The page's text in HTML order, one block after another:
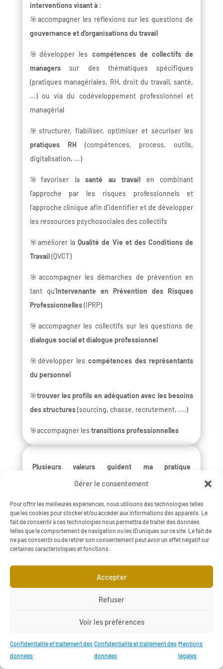
Gérer le consentement
Pour offrir les meilleures expériences, nous utilisons des technologies telles
que les cookies pour stocker et/ou accéder aux informations des appareils. Le
fait de consentir à ces technologies nous permettra de traiter des données
telles que le comportement de navigation ou les ID uniques sur ce site. Le fait de
ne pas consentir ou de retirer son consentement peut avoir un effet négatif sur
certaines caractéristiques et fonctions.
Accepter
Refuser
Voir les préférences
Confidentialité et traitement des
données
Confidentialité et traitement des
données
Mentions
légales
interventions visant à :
🎯accompagner les réflexions sur les questions de
gouvernance et d'organisations du travail
🎯développer les compétences de collectifs de
managerssur des thématiques spécifiques
(pratiques managériales, RH, droit du travail, santé,
...) ou via du codéveloppement professionnel et
managérial
🎯structurer, fiabiliser, optimiser et sécuriser les
pratiques RH (compétences, process, outils,
digitalisation, ...)
🎯favoriser lasanté au travail en combinant
l'approche par les risques professionnels et
l'approche clinique afin d'identifier et de développer
les ressources psychosociales des collectifs
🎯améliorer laQualité de Vie et des Conditions de
Travail(QVCT)
🎯accompagner les démarches de prévention en
tant qu'Intervenante en Prévention des Risques
Professionnelles(IPRP)
🎯accompagner les collectifs sur les questions de
dialogue social et dialogue professionnel
🎯développer les compétences des représentants
du personnel
🎯trouver les profils en adéquation avec les besoins
des structures(sourcing, chasse, recrutement, ....)
🎯accompagner lestransitions professionnelles
Plusieurs valeurs guident ma pratique
professionnelle :
sur la confiance et la transparence
🤝Transmettre mes compétencesaux équipes
accompagnées pour développer leur autonomie
🤝Promouvoir unéquilibre dans les relations
et un dialogue social et
dirigeants, managers, salariés, …
🤝Contribuer, au travers de mes interventions, à la
robustesse
des structures accompagnées